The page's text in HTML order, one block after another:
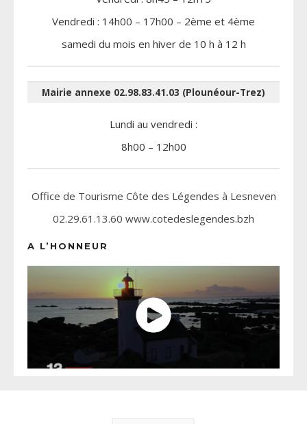
Vendredi : 14h00 – 17h00 – 2ème et 4ème
samedi du mois en hiver de 10 h à 12 h
Mairie annexe 02.98.83.41.03 (Plounéour-Trez)
Lundi au vendredi :
8h00 – 12h00
Office de Tourisme Côte des Légendes à Lesneven
02.29.61.13.60 www.cotedeslegendes.bzh
A L’HONNEUR